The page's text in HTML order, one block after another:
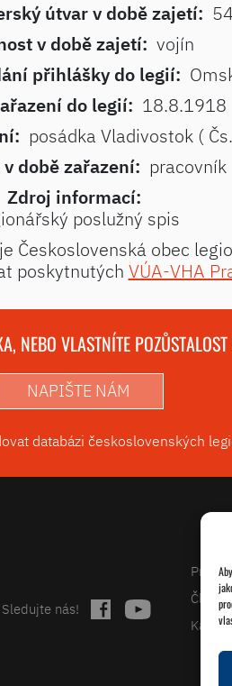
útvar v době zajetí:
v době zajetí: vojín
přihlášky do legií:
do legií: 18.8.1918
posádka Vladivostok (
době zařazení: pracovník
Zdroj informací:
poslužný spis
Československá obec
poskytnutých VÚA-VHA
NEBO VLASTNÍTE
NAPIŠTE NÁM
databázi československých
Sledujte nás!
Články